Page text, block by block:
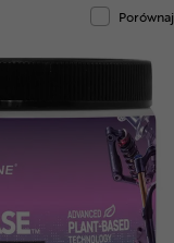
Porównaj